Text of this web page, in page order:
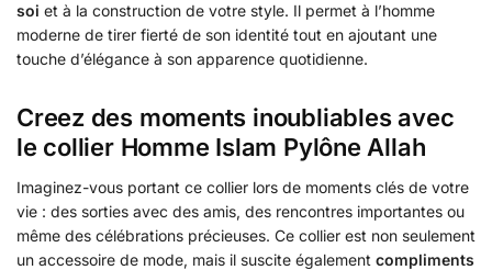
soi et à la construction de votre style. Il permet à l’homme
moderne de tirer fierté de son identité tout en ajoutant une
touche d’élégance à son apparence quotidienne.
Creez des moments inoubliables avec
le collier Homme Islam Pylône Allah
Imaginez-vous portant ce collier lors de moments clés de votre
vie : des sorties avec des amis, des rencontres importantes ou
même des célébrations précieuses. Ce collier est non seulement
un accessoire de mode, mais il suscite également compliments